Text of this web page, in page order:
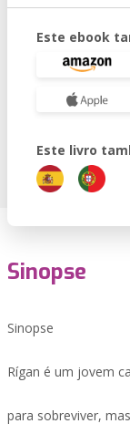
Este ebook
Este livro
Sinopse
Sinopse
Rígan é um jovem
para sobreviver,